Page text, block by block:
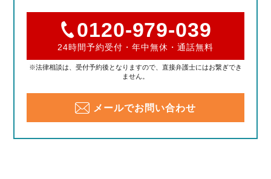
0120-979-039
24時間予約受付・年中無休・通話無料
※法律相談は、受付予約後となりますので、直接弁護士にはお繋ぎでき
ません。
メールでお問い合わせ